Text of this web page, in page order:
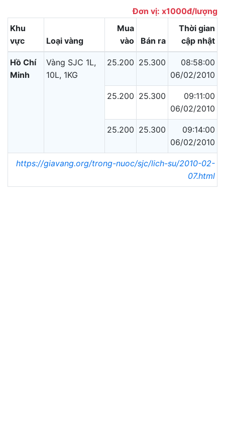
Đơn vị: x1000đ/lượng
Khu
vực
Loại vàng
Mua
vào
Bán ra
Thời gian
cập nhật
Hồ Chí
Minh
Vàng SJC 1L,
10L, 1KG
25.200 25.300
08:58:00
06/02/2010
25.200 25.300
09:11:00
06/02/2010
25.200 25.300
09:14:00
06/02/2010
https://giavang.org/trong-nuoc/sjc/lich-su/2010-02-
07.html